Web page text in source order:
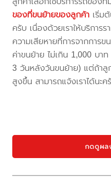
ของที่ขนย้ายของลูกค้า เริ่ม
ครับ เนื่องด้วยเราให้บริการ
ความเสียหายที่การจากการ
ค่าขนย้าย ไม่เกิน 1,000 บา
3 วันหลังวันขนย้าย) แต่ถ้าลู
สูงขึ้น สามารถแจ้งเราได้นะ
กดดูผล